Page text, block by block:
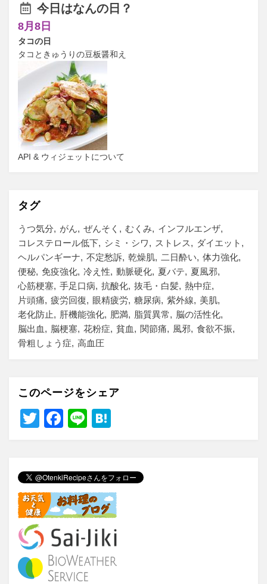
今日はなんの日？
8月8日
タコの日
タコときゅうりの豆板醤和え
API & ウィジェットについて
タグ
うつ気分 がん ぜんそく むくみ
インフルエンザ
コレステロール低下
シミ・シワ ストレス
ダイエット
ヘルパンギーナ
不定愁訴 乾燥肌 二日酔い
体力強化
便秘 免疫強化 冷え性 動脈硬化 夏バテ
夏風邪
心筋梗塞 手足口病 抗酸化 抜毛・白髪 熱中症
片頭痛
疲労回復 眼精疲労 糖尿病 紫外線
美肌
老化防止
肝機能強化 肥満 脂質異常
脳の活性化
脳出血
脳梗塞 花粉症 貧血 関節痛 風邪 食欲不振
骨粗しょう症
高血圧
このページをシェア
T
er
F
e
b
o
o
k
Li
n
a